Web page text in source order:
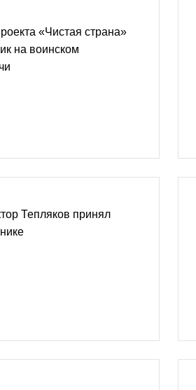
«Чистая страна»
на воинском
Тепляков принял